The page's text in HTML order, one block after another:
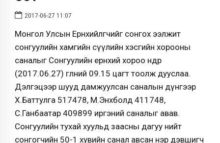
2017-06-27 11:07
Монгол Улсын Ерөнхийлөгчийг сонгох ээлжит
сонгуулийн хамгийн сүүлийн хэсгийн хорооны
саналыг Сонгуулийн ерөнхий хороо өнөөдөр
(2017.06.27) өглөөний 09.15 цагт тоолж дууслаа.
Дэлгэцээр шууд дамжуулсан саналын дүнгээр
Х.Баттулга 517478, М.Энхболд 411748,
С.Ганбаатар 409899 иргэний саналыг авав.
Сонгуулийн тухай хуульд заасны дагуу нийт
сонгогчийн 50-1 хувийн санал авсан нэр дэвшигч